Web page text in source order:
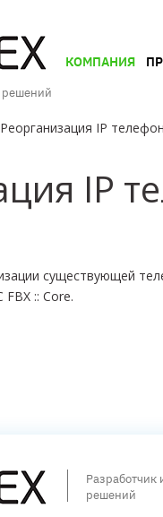
решений
КОМПАНИЯ
Реорганизация IP
IP
существующей
:: Core.
Разработчик
решений